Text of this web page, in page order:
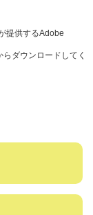
提供するAdobe
ダウンロードしてく